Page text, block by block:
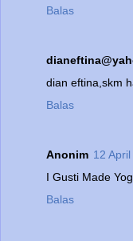
Balas
dian eftina,skm
Balas
Anonim 12
I Gusti Made
Balas